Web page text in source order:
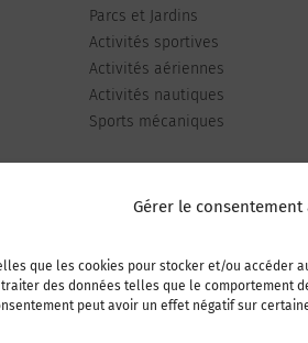
Gérer le consentement
que les cookies pour stocker et/ou accéder
des données telles que le comportement
peut avoir un effet négatif sur
Parcs et Jardins
Activités sportives
Activités aériennes
Activités nautiques
Sports mécaniques
Publiez votre annonce